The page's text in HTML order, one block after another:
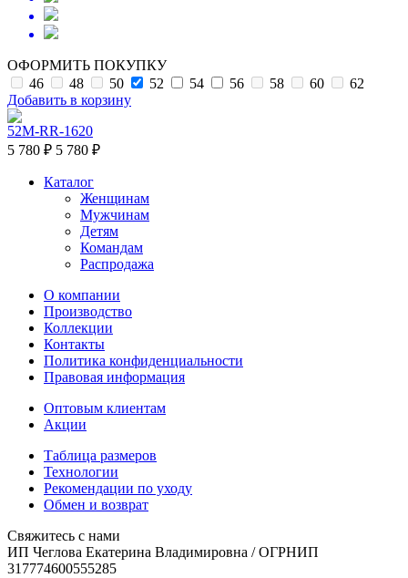
ОФОРМИТЬ ПОКУПКУ
46
48 50 52 54 56 58 60
62
Добавить в корзину
52M-RR-1620
5 780 ₽ 5 780 ₽
Каталог
Женщинам
Мужчинам
Детям
Командам
Распродажа
О компании
Производство
Коллекции
Контакты
Политика конфиденциальности
Правовая информация
Оптовым клиентам
Акции
Таблица размеров
Технологии
Рекомендации по уходу
Обмен и возврат
Свяжитесь с нами
ИП Чеглова Екатерина Владимировна / ОГРНИП
317774600555285